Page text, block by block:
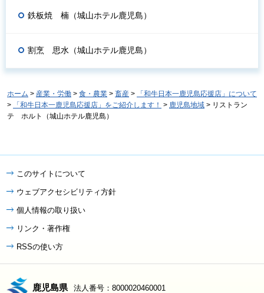
鉄板焼 楠（城山ホテル鹿児島）
割烹 思水（城山ホテル鹿児島）
ホーム > 産業・労働 > 食・農業 > 畜産 >
「和牛日本一鹿児島応援店」について
>
「和牛日本一鹿児島応援店」をご紹介します！ > 鹿児島地域 > リストラン
テ ホルト（城山ホテル鹿児島）
このサイトについて
ウェブアクセシビリティ方針
個人情報の取り扱い
リンク・著作権
RSSの使い方
鹿児島県 法人番号：8000020460001